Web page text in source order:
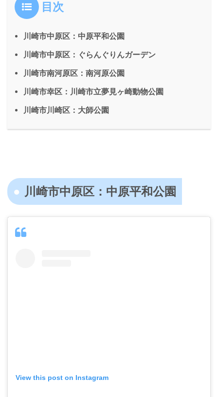
目次
川崎市中原区：中原平和公園
川崎市中原区：ぐらんぐりんガーデン
川崎市南河原区：南河原公園
川崎市幸区：川崎市立夢見ヶ崎動物公園
川崎市川崎区：大師公園
川崎市中原区：中原平和公園
View this post on Instagram